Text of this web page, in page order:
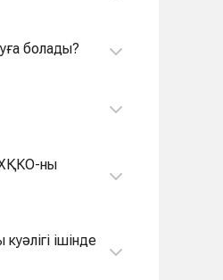
болады?
ХҚКО-ны
ішінде